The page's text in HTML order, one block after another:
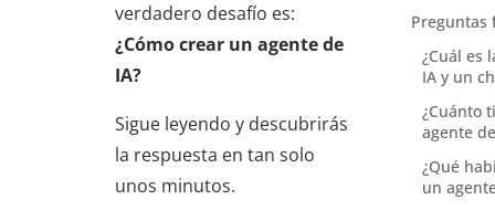
verdadero desafío es:
¿Cómo crear un agente de
IA?
Sigue leyendo y descubrirás
la respuesta en tan solo
unos minutos.
Preguntas
¿Cuál es
IA y un
¿Cuánto
agente
¿Qué
un